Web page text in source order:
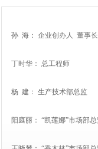
孙 海： 企业创办人 董事长
丁时华： 总工程师
杨 建： 生产技术部总监
阳庭丽： “凯莲娜”市场部